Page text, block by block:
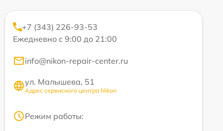
+7 (343) 226-93-53
Ежедневно с 9:00 до 21:00
info@nikon-repair-center.ru
ул. Малышева, 51
Адрес сервисного центра Nikon
Режим работы: